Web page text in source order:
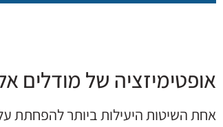
אופטימיזציה של מודלים
אחת השיטות היעילות ביותר להפחתת